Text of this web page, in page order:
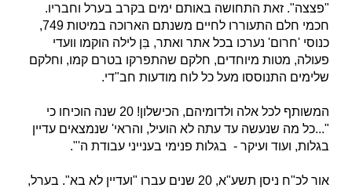
"פצצה". זאת התחושה באותם ימים בקרב בערל וחבריו.
חכמי חלם התעוררו לחיים משנתם הארוכה במיטות 749,
כנוסי 'חרום' נערכו בכל אתר ואתר, בִּן לילה הוקמו וועדי
פעולה, מטות מיוחדים, חלקם שהתפרקו בטרם קמו, וחלקם
שלימים התנוססו מעל כל לוח מודעות חב"די.
המשותף לכל אלה ולדומיהם, הכישלון! 20 שנה הוכיחו כי
"...כל מה שנעשה עד עתה לא הועיל, והראי' שנמצאים עדיין
בגלות, ועוד ועיקר - בגלות פנימי בענייני עבודת ה'".
אור לכ"ח ניסן תשע"א, 20 שנים עברו "ועדיין לא בא". בערל,